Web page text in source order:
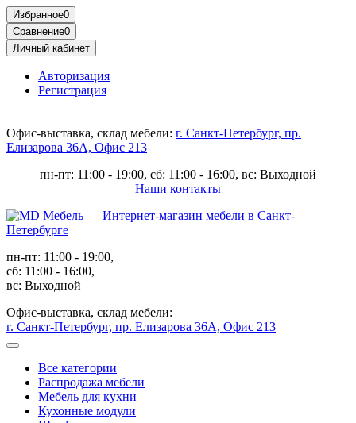
Избранное0
Сравнение0
Личный кабинет
Авторизация
Регистрация
Офис-выставка, склад мебели: г. Санкт-Петербург, пр.
Елизарова 36А, Офис 213
пн-пт: 11:00 - 19:00, сб: 11:00 - 16:00, вс: Выходной
Наши контакты
пн-пт: 11:00 - 19:00,
сб: 11:00 - 16:00,
вс: Выходной
Офис-выставка, склад мебели:
г. Санкт-Петербург, пр. Елизарова 36А, Офис 213
Все категории
Распродажа мебели
Мебель для кухни
Кухонные модули